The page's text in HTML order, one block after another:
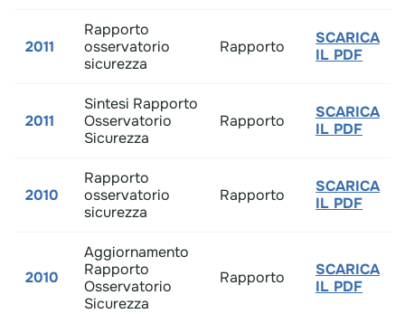
2011
Rapporto
osservatorio
sicurezza
Rapporto​
SCARICA
IL PDF
2011
Sintesi Rapporto
Osservatorio
Sicurezza
Rapporto​
SCARICA
IL PDF
2010
Rapporto
osservatorio
sicurezza
Rapporto​
SCARICA
IL PDF
2010
Aggiornamento
Rapporto
Osservatorio
Sicurezza
Rapporto​
SCARICA
IL PDF